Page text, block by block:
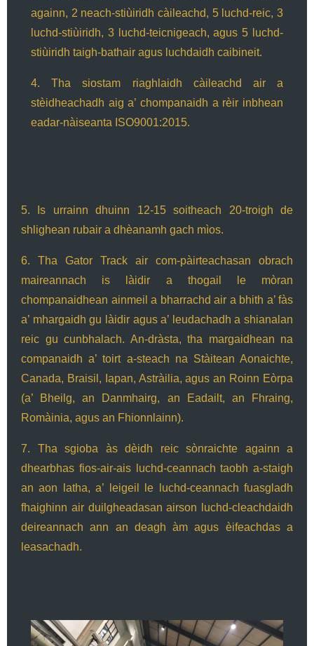
againn, 2 neach-stiùiridh càileachd, 5 luchd-reic, 3
luchd-stiùiridh, 3 luchd-teicnigeach, agus 5 luchd-
stiùiridh taigh-bathair agus luchdaidh caibineit.
4. Tha siostam riaghlaidh càileachd air a
stèidheachadh aig a’ chompanaidh a rèir inbhean
eadar-nàiseanta ISO9001:2015.
5. Is urrainn dhuinn 12-15 soitheach 20-troigh de
shlighean rubair a dhèanamh gach mìos.
6. Tha Gator Track air com-pàirteachasan obrach
maireannach is làidir a thogail le mòran
chompanaidhean ainmeil a bharrachd air a bhith a’ fàs
a’ mhargaidh gu làidir agus a’ leudachadh a shianalan
reic gu cunbhalach. An-dràsta, tha margaidhean na
companaidh a’ toirt a-steach na Stàitean Aonaichte,
Canada, Braisil, Iapan, Astràilia, agus an Roinn Eòrpa
(a’ Bheilg, an Danmhairg, an Eadailt, an Fhraing,
Romàinia, agus an Fhionnlainn).
7. Tha sgioba às dèidh reic sònraichte againn a
dhearbhas fios-air-ais luchd-ceannach taobh a-staigh
an aon latha, a’ leigeil le luchd-ceannach fuasgladh
fhaighinn air duilgheadasan airson luchd-cleachdaidh
deireannach ann an deagh àm agus èifeachdas a
leasachadh.